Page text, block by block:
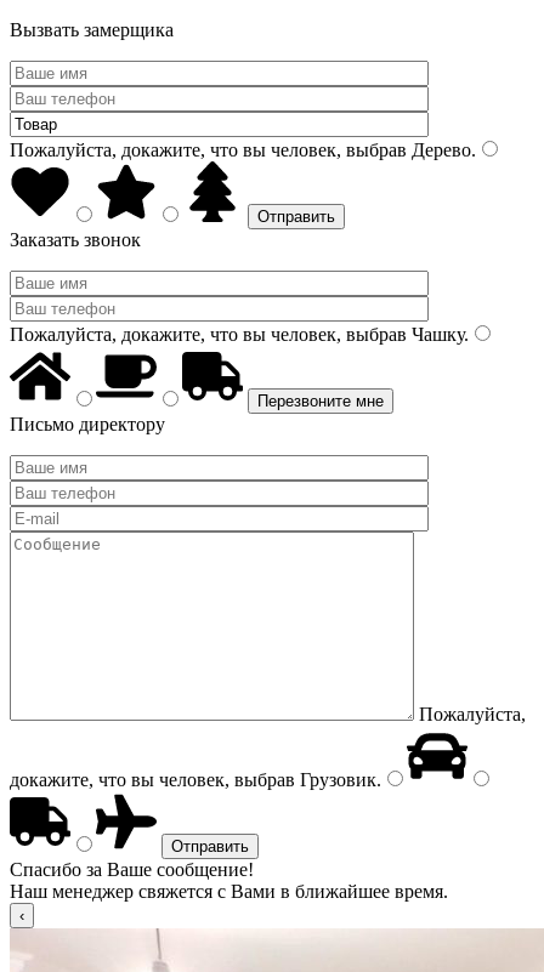
Вызвать замерщика
Пожалуйста, докажите, что вы человек, выбрав Дерево.
Заказать звонок
Пожалуйста, докажите, что вы человек, выбрав Чашку.
Письмо директору
Пожалуйста,
докажите, что вы человек, выбрав Грузовик.
Спасибо за Ваше сообщение!
Наш менеджер свяжется с Вами в ближайшее время.